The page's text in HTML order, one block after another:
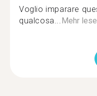
Voglio imparare
qualcosa...Mehr